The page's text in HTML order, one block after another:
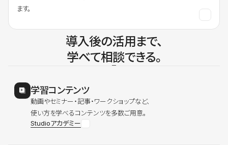
ます。
導入後の活用まで、
学べて相談できる。
学習コンテンツ
動画やセミナー・記事・ワークショップなど、
使い方を学べるコンテンツを多数ご用意。
Studioアカデミー